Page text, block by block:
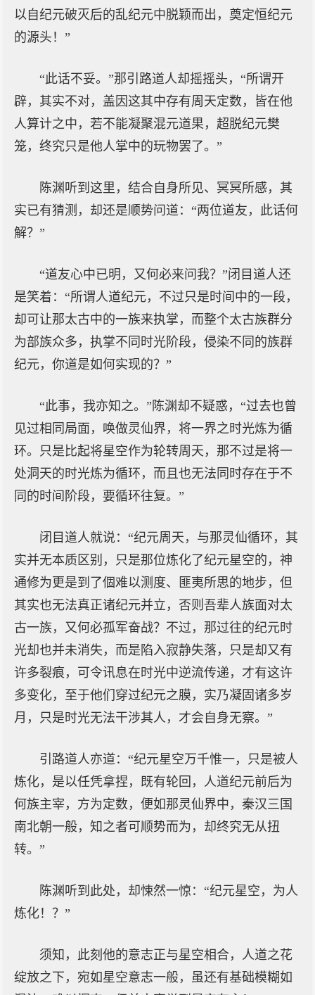
以自纪元破灭后的乱纪元中脱颖而出，奠定恒纪元
的源头！”
“此话不妥。”那引路道人却摇摇头，“所谓开
辟，其实不对，盖因这其中存有周天定数，皆在他
人算计之中，若不能凝聚混元道果，超脱纪元樊
笼，终究只是他人掌中的玩物罢了。”
陈渊听到这里，结合自身所见、冥冥所感，其
实已有猜测，却还是顺势问道：“两位道友，此话何
解？”
“道友心中已明，又何必来问我？”闭目道人还
是笑着：“所谓人道纪元，不过只是时间中的一段，
却可让那太古中的一族来执掌，而整个太古族群分
为部族众多，执掌不同时光阶段，侵染不同的族群
纪元，你道是如何实现的？”
“此事，我亦知之。”陈渊却不疑惑，“过去也曾
见过相同局面，唤做灵仙界，将一界之时光炼为循
环。只是比起将星空作为轮转周天，那不过是将一
处洞天的时光炼为循环，而且也无法同时存在于不
同的时间阶段，要循环往复。”
闭目道人就说：“纪元周天，与那灵仙循环，其
实并无本质区别，只是那位炼化了纪元星空的，神
通修为更是到了個难以测度、匪夷所思的地步，但
其实也无法真正诸纪元并立，否则吾辈人族面对太
古一族，又何必孤军奋战？不过，那过往的纪元时
光却也并未消失，而是陷入寂静失落，只是却又有
许多裂痕，可令讯息在时光中逆流传递，才有这许
多变化，至于他们穿过纪元之膜，实乃凝固诸多岁
月，只是时光无法干涉其人，才会自身无察。”
引路道人亦道：“纪元星空万千惟一，只是被人
炼化，是以任凭拿捏，既有轮回，人道纪元前后为
何族主宰，方为定数，便如那灵仙界中，秦汉三国
南北朝一般，知之者可顺势而为，却终究无从扭
转。”
陈渊听到此处，却悚然一惊：“纪元星空，为人
炼化！？”
须知，此刻他的意志正与星空相合，人道之花
绽放之下，宛如星空意志一般，虽还有基础模糊如